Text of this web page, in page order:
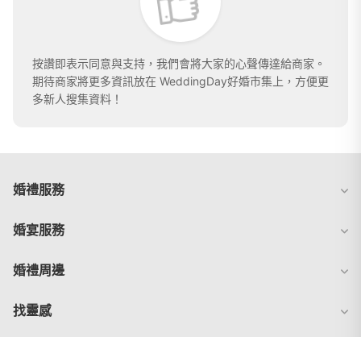
按讚即表示同意與支持，我們會將大家的心聲傳達給商家。
期待商家將更多資訊放在 WeddingDay好婚市集上，方便更
多新人搜集資料！
婚禮服務
婚宴服務
婚禮周邊
找靈感